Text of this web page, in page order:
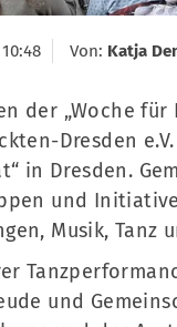
Von: Katja
der „Woche
Dresden
in Dresden.
und
Musik,
und